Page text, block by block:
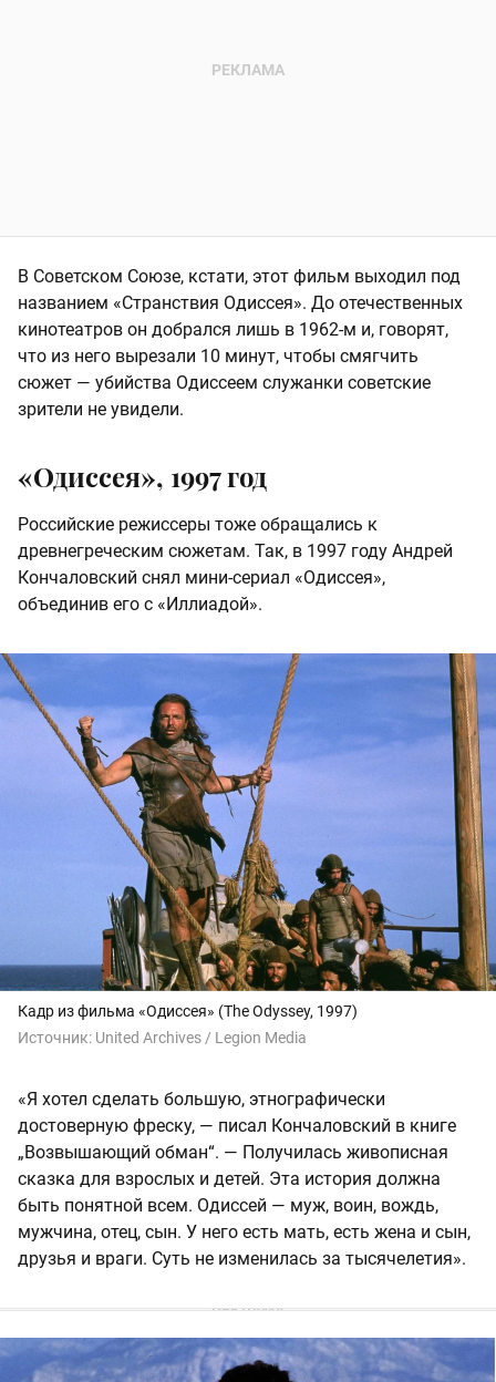
В Советском Союзе, кстати, этот фильм выходил под
названием «Странствия Одиссея». До отечественных
кинотеатров он добрался лишь в 1962-м и, говорят,
что из него вырезали 10 минут, чтобы смягчить
сюжет — убийства Одиссеем служанки советские
зрители не увидели.
«Одиссея», 1997 год
Российские режиссеры тоже обращались к
древнегреческим сюжетам. Так, в 1997 году Андрей
Кончаловский снял мини-сериал «Одиссея»,
объединив его с «Иллиадой».
Кадр из фильма «Одиссея» (The Odyssey, 1997)
Источник: United Archives / Legion Media
«Я хотел сделать большую, этнографически
достоверную фреску, — писал Кончаловский в книге
„Возвышающий обман“. — Получилась живописная
сказка для взрослых и детей. Эта история должна
быть понятной всем. Одиссей — муж, воин, вождь,
мужчина, отец, сын. У него есть мать, есть жена и сын,
друзья и враги. Суть не изменилась за тысячелетия».